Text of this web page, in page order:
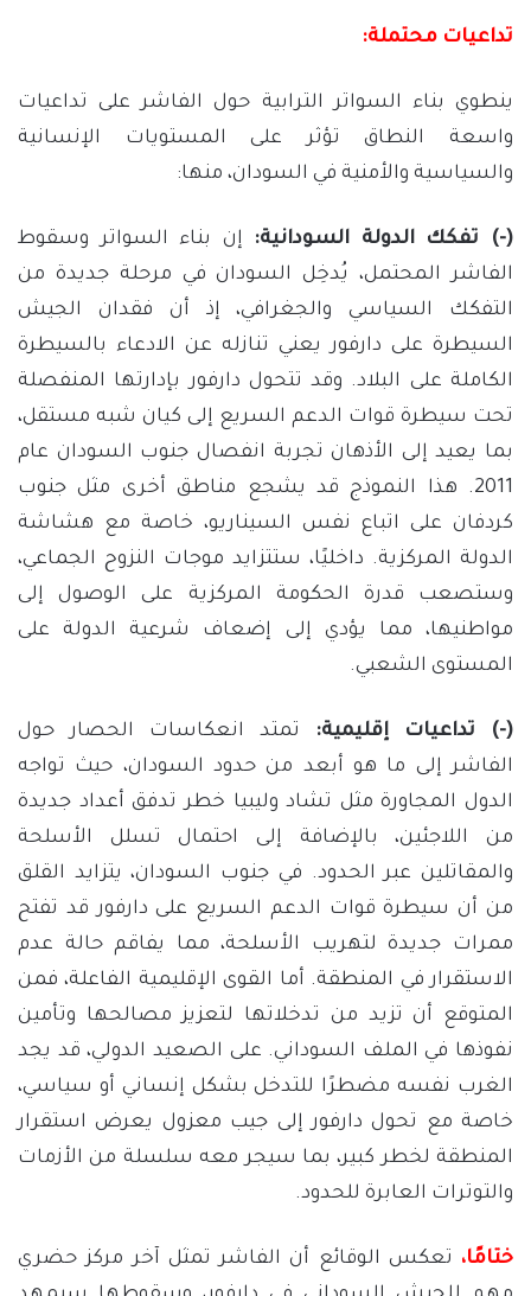
تداعيات محتملة:
ينطوي بناء السواتر الترابية حول الفاشر على تداعيات
واسعة النطاق تؤثر على المستويات الإنسانية
والسياسية والأمنية في السودان، منها:
(-) تفكك الدولة السودانية: إن بناء السواتر وسقوط
الفاشر المحتمل، يُدخِل السودان في مرحلة جديدة من
التفكك السياسي والجغرافي، إذ أن فقدان الجيش
السيطرة على دارفور يعني تنازله عن الادعاء بالسيطرة
الكاملة على البلاد. وقد تتحول دارفور بإدارتها المنفصلة
تحت سيطرة قوات الدعم السريع إلى كيان شبه مستقل،
بما يعيد إلى الأذهان تجربة انفصال جنوب السودان عام
2011. هذا النموذج قد يشجع مناطق أخرى مثل جنوب
كردفان على اتباع نفس السيناريو، خاصة مع هشاشة
الدولة المركزية. داخليًا، ستتزايد موجات النزوح الجماعي،
وستصعب قدرة الحكومة المركزية على الوصول إلى
مواطنيها، مما يؤدي إلى إضعاف شرعية الدولة على
المستوى الشعبي.
(-) تداعيات إقليمية:
تمتد انعكاسات الحصار حول
الفاشر إلى ما هو أبعد من حدود السودان، حيث تواجه
الدول المجاورة مثل تشاد وليبيا خطر تدفق أعداد جديدة
من اللاجئين، بالإضافة إلى احتمال تسلل الأسلحة
والمقاتلين عبر الحدود. في جنوب السودان، يتزايد القلق
من أن سيطرة قوات الدعم السريع على دارفور قد تفتح
ممرات جديدة لتهريب الأسلحة، مما يفاقم حالة عدم
الاستقرار في المنطقة. أما القوى الإقليمية الفاعلة، فمن
المتوقع أن تزيد من تدخلاتها لتعزيز مصالحها وتأمين
نفوذها في الملف السوداني. على الصعيد الدولي، قد يجد
الغرب نفسه مضطرًا للتدخل بشكل إنساني أو سياسي،
خاصة مع تحول دارفور إلى جيب معزول يعرض استقرار
المنطقة لخطر كبير، بما سيجر معه سلسلة من الأزمات
والتوترات العابرة للحدود.
ختامًا، تعكس الوقائع أن الفاشر تمثل آخر مركز حضري